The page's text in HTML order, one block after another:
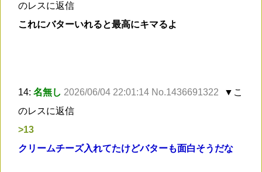
のレスに返信
これにバターいれると最高にキマるよ
14: 名無し 2026/06/04 22:01:14 No.1436691322
▼こ
のレスに返信
>13
クリームチーズ入れてたけどバターも面白そうだな